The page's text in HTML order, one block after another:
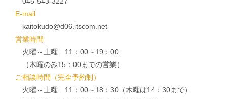
E-mail
kaitokudo@d06.itscom.net
営業時間
火曜～土曜 11：00～19：00
（木曜のみ15：00までの営業）
ご相談時間（完全予約制）
火曜～土曜 11：00～18：30（木曜は14：30まで）